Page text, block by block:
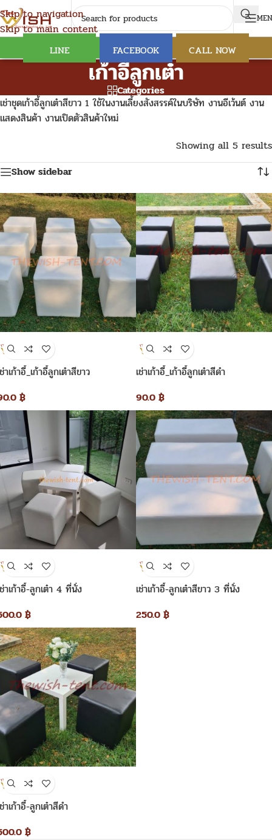
Skip to navigation
Skip to main content
LINE FACEBOOK CALL NOW
เก้าอี้ลูกเต๋า
Categories
เช่าชุดเก้าอี้ลูกเต๋าสีขาว 1 ใช้ในงานเลี้ยงสังสรรค์ในบริษัท งานอีเว้นต์ งาน
แสดงสินค้า งานเปิดตัวสินค้าใหม่
Showing all 5 results
Show sidebar
าเก้าอี้_เก้าอี้ลูกเต๋าสีขาว
฿
เช่าเก้าอี้_เก้าอี้ลูกเต๋าสีดำ
90.0 ฿
าเก้าอี้-ลูกเต๋า 4 ที่นั่ง
฿
เช่าเก้าอี้-ลูกเต๋าสีขาว 3 ที่นั่ง
250.0 ฿
าเก้าอี้-ลูกเต๋าสีดำ
฿